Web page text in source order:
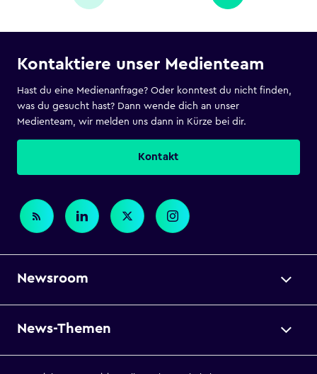
Kontaktiere unser Medienteam
Hast du eine Medienanfrage? Oder konntest du nicht finden,
was du gesucht hast? Dann wende dich an unser
Medienteam, wir melden uns dann in Kürze bei dir.
Kontakt
Newsroom
News-Themen